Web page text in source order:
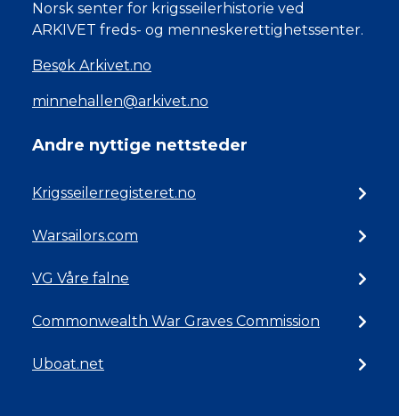
Norsk senter for krigsseilerhistorie ved
ARKIVET freds- og menneskerettighetssenter.
Besøk Arkivet.no
minnehallen@arkivet.no
Andre nyttige nettsteder
Krigsseilerregisteret.no
Warsailors.com
VG Våre falne
Commonwealth War Graves Commission
Uboat.net